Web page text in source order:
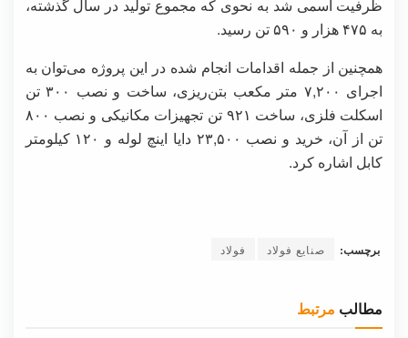
ظرفیت اسمی شد به نحوی که مجموع تولید در سال گذشته،
به ۴۷۵ هزار و ۵۹۰ تن رسید.
همچنین از جمله اقدامات انجام شده در این پروژه می‌توان به
اجرای ۷,۲۰۰ متر مکعب بتن‌ریزی، ساخت و نصب ۳۰۰ تن
اسکلت فلزی، ساخت ۹۲۱ تن تجهیزات مکانیکی و نصب ۸۰۰
تن از آن، خرید و نصب ۲۳,۵۰۰ دایا اینچ لوله و ۱۲۰ کیلومتر
کابل اشاره کرد.
برچسب: صنایع فولاد فولاد
مطالب مرتبط